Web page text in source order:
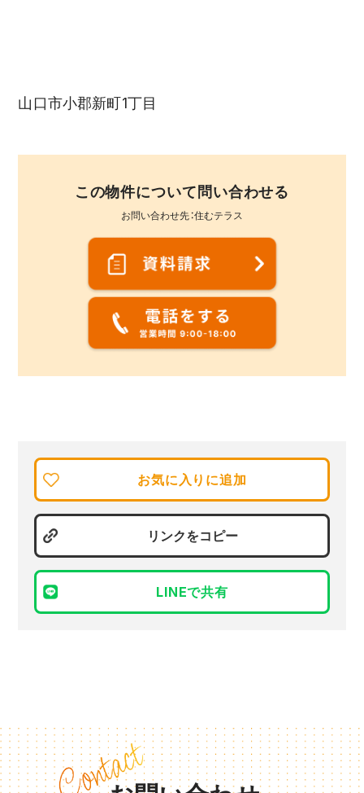
山口市小郡新町1丁目
この物件について問い合わせる
お問い合わせ先：住むテラス
お気に入りに追加
リンクをコピー
LINEで共有